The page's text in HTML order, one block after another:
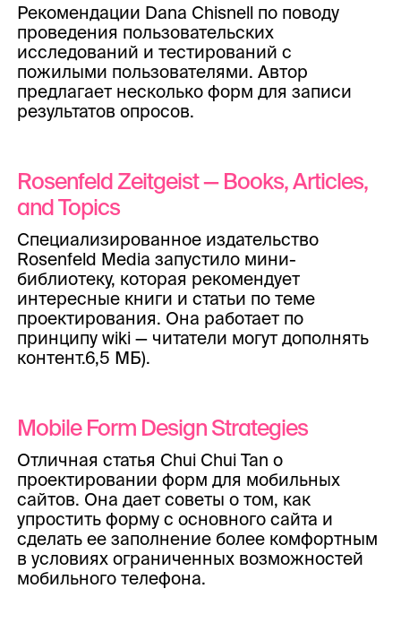
Рекомендации Dana Chisnell по поводу
проведения пользовательских
исследований и тестирований с
пожилыми пользователями. Автор
предлагает несколько форм для записи
результатов опросов.
Rosenfeld Zeitgeist — Books, Articles,
and Topics
Специализированное издательство
Rosenfeld Media запустило мини-
библиотеку, которая рекомендует
интересные книги и статьи по теме
проектирования. Она работает по
принципу wiki — читатели могут дополнять
контент.6,5 МБ).
Mobile Form Design Strategies
Отличная статья Chui Chui Tan о
проектировании форм для мобильных
сайтов. Она дает советы о том, как
упростить форму с основного сайта и
сделать ее заполнение более комфортным
в условиях ограниченных возможностей
мобильного телефона.